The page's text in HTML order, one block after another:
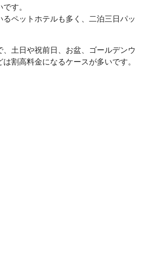
す。
ペットホテルも多く、二泊三日パッ
、土日や祝前日、お盆、ゴールデンウ
割高料金になるケースが多いです。